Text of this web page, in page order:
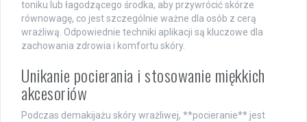
toniku lub łagodzącego środka, aby przywrócić skórze
równowagę, co jest szczególnie ważne dla osób z cerą
wrażliwą. Odpowiednie techniki aplikacji są kluczowe dla
zachowania zdrowia i komfortu skóry.
Unikanie pocierania i stosowanie miękkich
akcesoriów
Podczas demakijażu skóry wrażliwej, **pocieranie** jest